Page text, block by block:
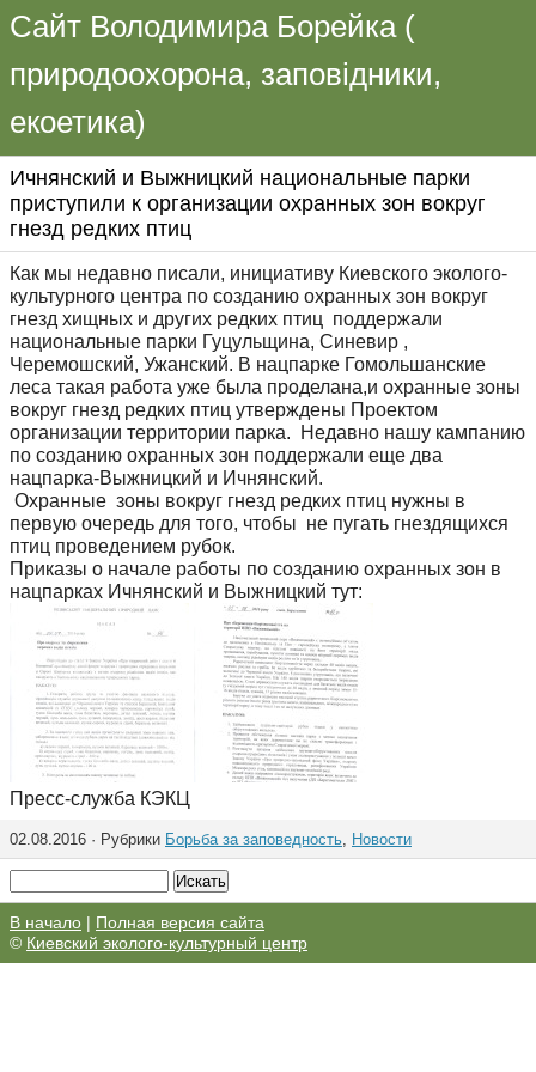
Сайт Володимира Борейка (
природоохорона, заповідники,
екоетика)
Ичнянский и Выжницкий национальные парки
приступили к организации охранных зон вокруг
гнезд редких птиц
Как мы недавно писали, инициативу Киевского эколого-
культурного центра по созданию охранных зон вокруг
гнезд хищных и других редких птиц поддержали
национальные парки Гуцульщина, Синевир ,
Черемошский, Ужанский. В нацпарке Гомольшанские
леса такая работа уже была проделана,и охранные зоны
вокруг гнезд редких птиц утверждены Проектом
организации территории парка. Недавно нашу кампанию
по созданию охранных зон поддержали еще два
нацпарка-Выжницкий и Ичнянский.
Охранные зоны вокруг гнезд редких птиц нужны в
первую очередь для того, чтобы не пугать гнездящихся
птиц проведением рубок.
Приказы о начале работы по созданию охранных зон в
нацпарках Ичнянский и Выжницкий тут:
Пресс-служба КЭКЦ
02.08.2016 · Рубрики Борьба за заповедность, Новости
В начало | Полная версия сайта
© Киевский эколого-культурный центр